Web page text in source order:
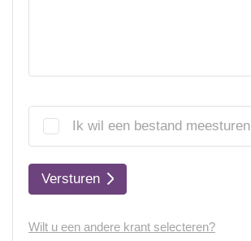
Ik wil een bestand meesturen
Versturen
Wilt u een andere krant selecteren?